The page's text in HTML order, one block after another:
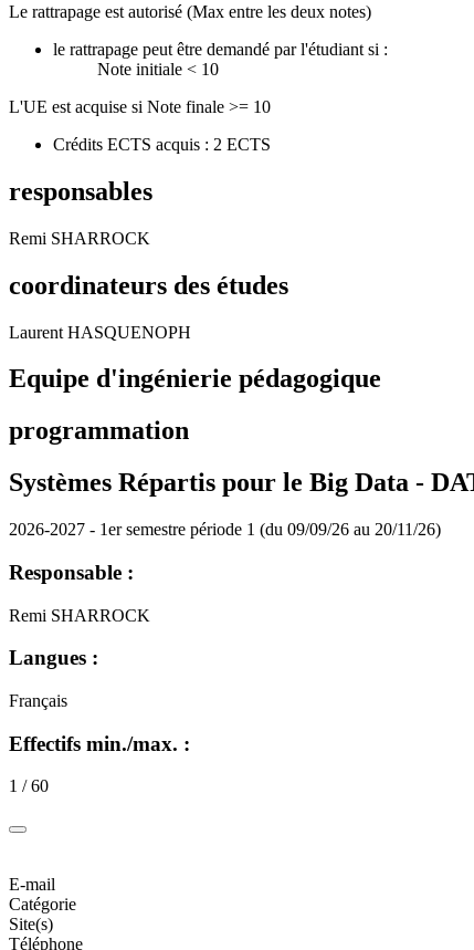
Le rattrapage est autorisé (Max entre les deux notes)
le rattrapage peut être demandé par l'étudiant si :
Note initiale < 10
L'UE est acquise si Note finale >= 10
Crédits ECTS acquis : 2 ECTS
responsables
Remi SHARROCK
coordinateurs des études
Laurent HASQUENOPH
Equipe d'ingénierie pédagogique
programmation
Systèmes Répartis pour le Big Data -
2026-2027 - 1er semestre période 1 (du 09/09/26 au 20/11/26)
Responsable :
Remi SHARROCK
Langues :
Français
Effectifs min./max. :
1 / 60
E-mail
Catégorie
Site(s)
Téléphone